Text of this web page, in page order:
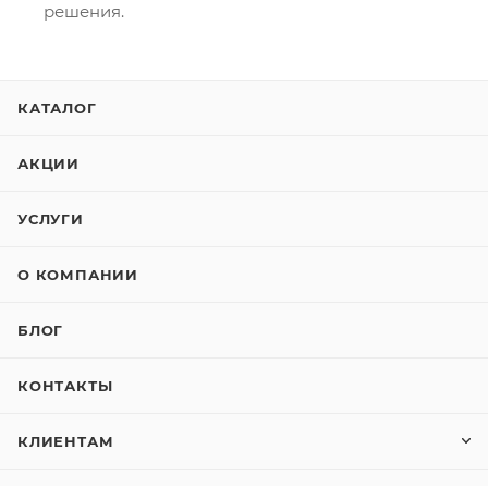
решения.
КАТАЛОГ
АКЦИИ
УСЛУГИ
О КОМПАНИИ
БЛОГ
КОНТАКТЫ
КЛИЕНТАМ